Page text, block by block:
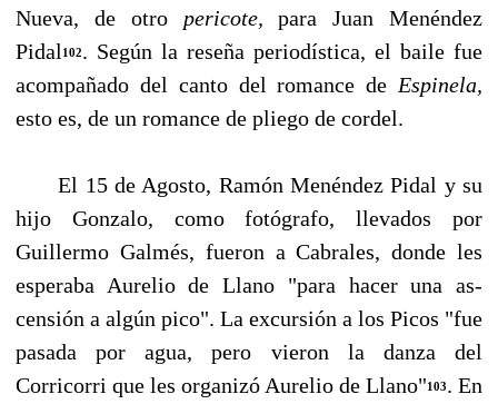
Nueva, de otro pericote,para Juan Menéndez
Pidal 102. Según la reseña periodística, el baile fue
acompañado del canto del romance de Espinela,
esto es, de un romance de pliego de cordel.
El 15 de Agosto, Ramón Menéndez Pidal y su
hijo Gonzalo, como fotógrafo, llevados por
Guillermo Galmés, fueron a Cabrales, donde les
esperaba Aurelio de Llano "para hacer una as­
censión a algún pico". La excursión a los Picos "fue
pasada por agua, pero vieron la danza del
Corricorri que les organizó Aurelio de Llano"103. En